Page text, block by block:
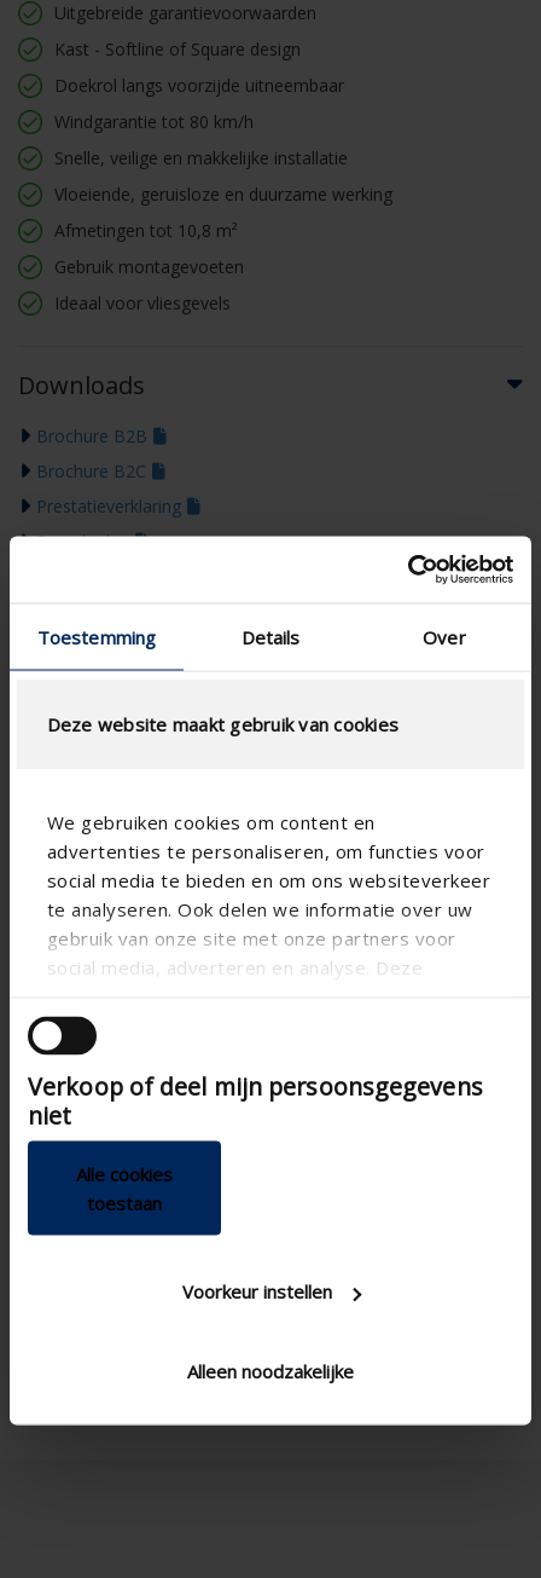
Toestemming Details Over
Deze website maakt gebruik van cookies
We gebruiken cookies om content en
advertenties te personaliseren, om functies voor
social media te bieden en om ons websiteverkeer
te analyseren. Ook delen we informatie over uw
gebruik van onze site met onze partners voor
social media, adverteren en analyse. Deze
andere informatie die u aan ze heeft verstrekt of
die ze hebben verzameld op basis van uw gebruik
van hun services.
Verkoop of deel mijn persoonsgegevens
niet
Alle cookies
toestaan
Voorkeur instellen
Alleen noodzakelijke
Uitgebreide garantievoorwaarden
Kast - Softline of Square design
Doekrol langs voorzijde uitneembaar
Windgarantie tot 80 km/h
Snelle, veilige en makkelijke installatie
Vloeiende, geruisloze en duurzame werking
Afmetingen tot 10,8 m²
Gebruik montagevoeten
Ideaal voor vliesgevels
Downloads
Brochure B2B
Brochure B2C
Prestatieverklaring
Bestektekst
BIM
Kleurengids 2026